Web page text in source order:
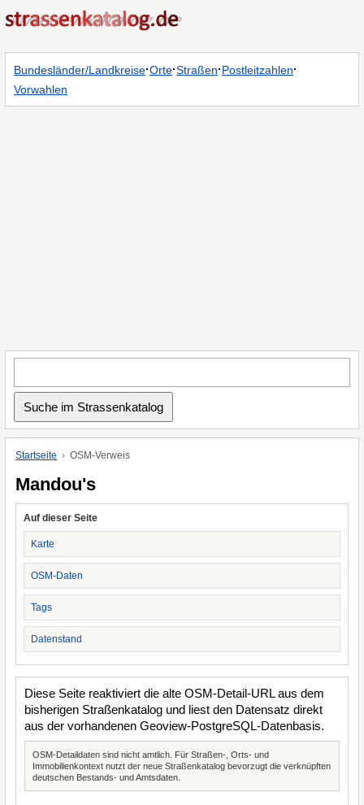
Bundesländer/Landkreise·Orte·Straßen·Postleitzahlen·
Vorwahlen
Startseite OSM-Verweis
Mandou's
Auf dieser Seite
Karte
OSM-Daten
Tags
Datenstand
Diese Seite reaktiviert die alte OSM-Detail-URL aus dem
bisherigen Straßenkatalog und liest den Datensatz direkt
aus der vorhandenen Geoview-PostgreSQL-Datenbasis.
OSM-Detaildaten sind nicht amtlich. Für Straßen-, Orts- und
Immobilienkontext nutzt der neue Straßenkatalog bevorzugt die verknüpften
deutschen Bestands- und Amtsdaten.